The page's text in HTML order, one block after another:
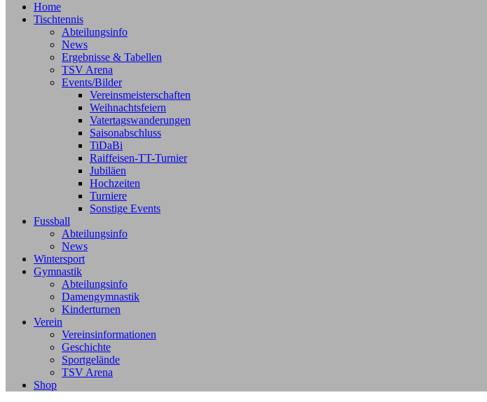
Home
Tischtennis
Abteilungsinfo
News
Ergebnisse & Tabellen
TSV Arena
Events/Bilder
Vereinsmeisterschaften
Weihnachtsfeiern
Vatertagswanderungen
Saisonabschluss
TiDaBi
Raiffeisen-TT-Turnier
Jubiläen
Hochzeiten
Turniere
Sonstige Events
Fussball
Abteilungsinfo
News
Wintersport
Gymnastik
Abteilungsinfo
Damengymnastik
Kinderturnen
Verein
Vereinsinformationen
Geschichte
Sportgelände
TSV Arena
Shop